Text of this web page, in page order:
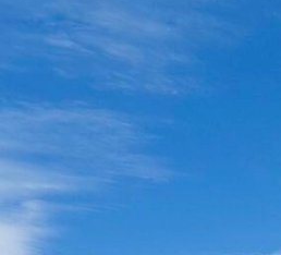
た☔ クリヤー塗装を検討